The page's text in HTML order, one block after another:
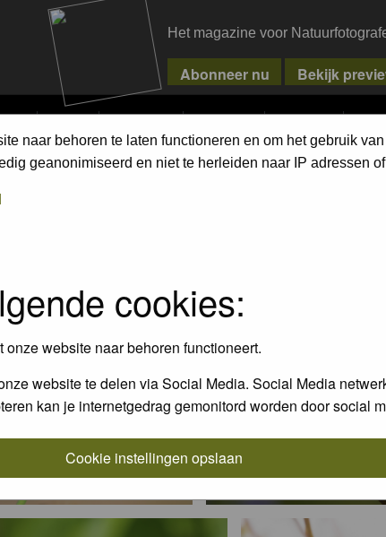
Het magazine voor
PIXPAS MAGAZINE WEBSHOP CONTACT FAQ
naar behoren te laten functioneren en om het gebruik
geanonimiseerd en niet te herleiden naar IP adressen
cookies:
website naar behoren functioneert.
website te delen via Social Media. Social Media
kan je internetgedrag gemonitord worden door social
Cookie instellingen opslaan